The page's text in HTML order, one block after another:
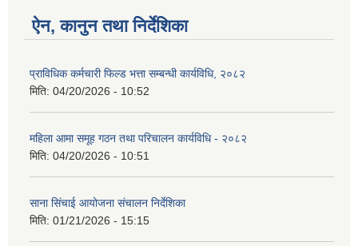
ऐन, कानुन तथा निर्देशिका
प्राविधिक कर्मचारी फिल्ड भत्ता सम्बन्धी कार्यविधि, २०८२
मिति: 04/20/2026 - 10:52
महिला आमा समूह गठन तथा परिचालन कार्यविधि - २०८२
मिति: 04/20/2026 - 10:51
साना सिंचाई आयोजना संचालन निर्देशिका
मिति: 01/21/2026 - 15:15